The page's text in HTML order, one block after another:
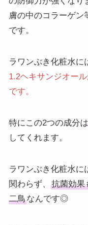
膚の中のコラーゲン
です。
ラワンぶき化粧水に
1.2ヘキサンジオー
です。
特にこの2つの成分は
してくれます。
ラワンぶき化粧水に
関わらず、
抗菌効果
二鳥なんです◎